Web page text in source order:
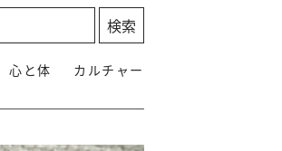
心と体 カルチャー